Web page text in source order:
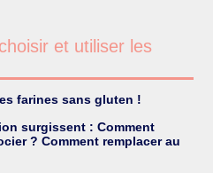
et utiliser les
farines sans gluten !
surgissent : Comment
? Comment remplacer au